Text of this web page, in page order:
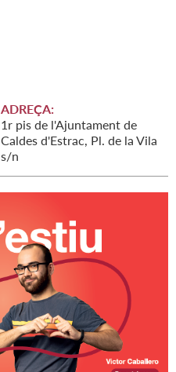
ADREÇA:
1r pis de l'Ajuntament de
Caldes d'Estrac, Pl. de la Vila
s/n